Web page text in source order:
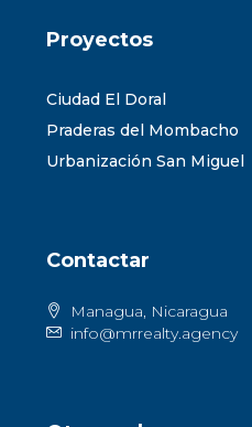
Proyectos
Ciudad El Doral
Praderas del Mombacho
Urbanización San Miguel
Contactar
Managua, Nicaragua
info@mrrealty.agency